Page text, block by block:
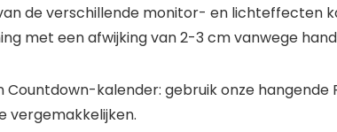
de verschillende monitor- en lichteffecten
met een afwijking van 2-3 cm vanwege
Countdown-kalender: gebruik onze
vergemakkelijken.